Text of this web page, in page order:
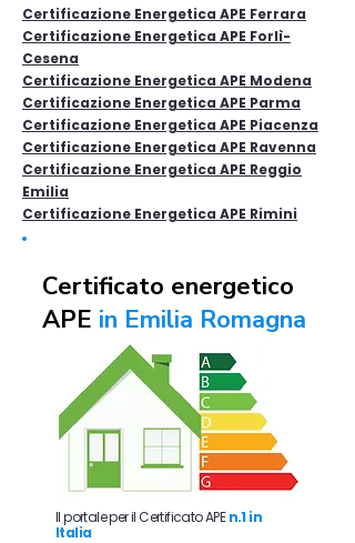
Certificazione Energetica APE Ferrara
Certificazione Energetica APE Forlì-
Cesena
Certificazione Energetica APE Modena
Certificazione Energetica APE Parma
Certificazione Energetica APE Piacenza
Certificazione Energetica APE Ravenna
Certificazione Energetica APE Reggio
Emilia
Certificazione Energetica APE Rimini
Certificato energetico
APE in Emilia Romagna
Il portale per il Certificato APE n.1 in
Italia